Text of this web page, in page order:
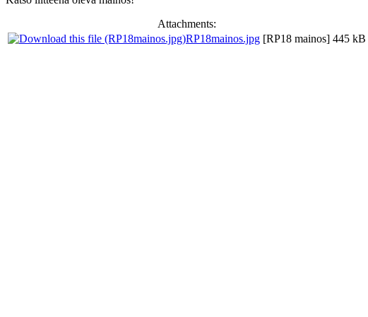
Attachments:
RP18mainos.jpg [RP18 mainos] 445 kB